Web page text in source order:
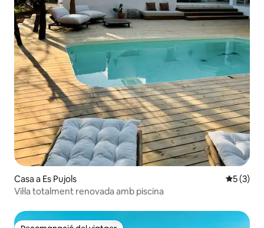
Casa a Es Pujols 5 de
5 (3)
Vil·la totalment renovada amb piscina